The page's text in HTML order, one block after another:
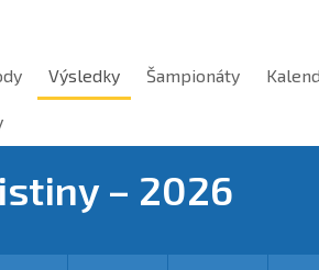
Výsledky Šampionáty
– 2026